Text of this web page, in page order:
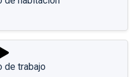
de trabajo